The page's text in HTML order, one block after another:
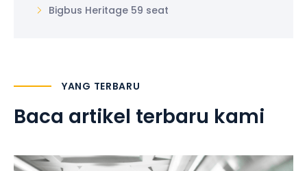
Bigbus Heritage 59 seat
YANG TERBARU
Baca artikel terbaru kami